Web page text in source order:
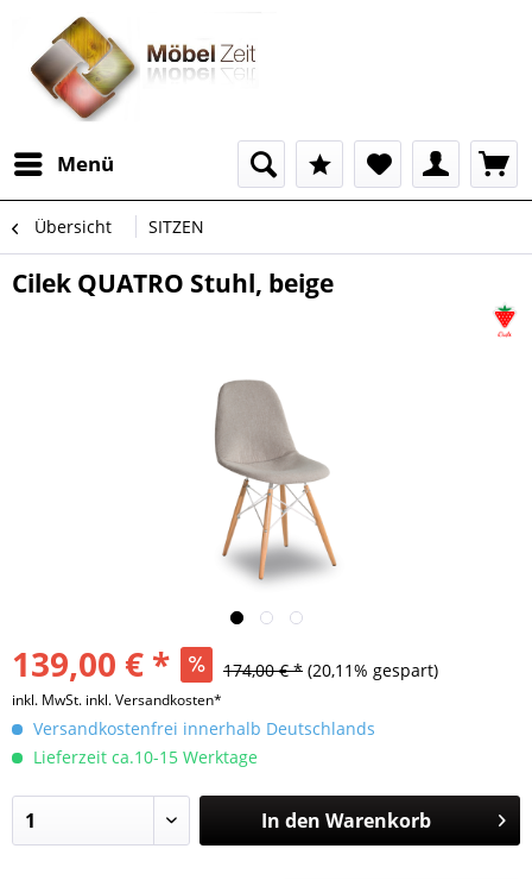
Menü
Übersicht SITZEN
Cilek QUATRO Stuhl, beige
139,00 € * 174,00 € * (20,11% gespart)
inkl. MwSt. inkl. Versandkosten*
Versandkostenfrei innerhalb Deutschlands
Lieferzeit ca.10-15 Werktage
In den Warenkorb